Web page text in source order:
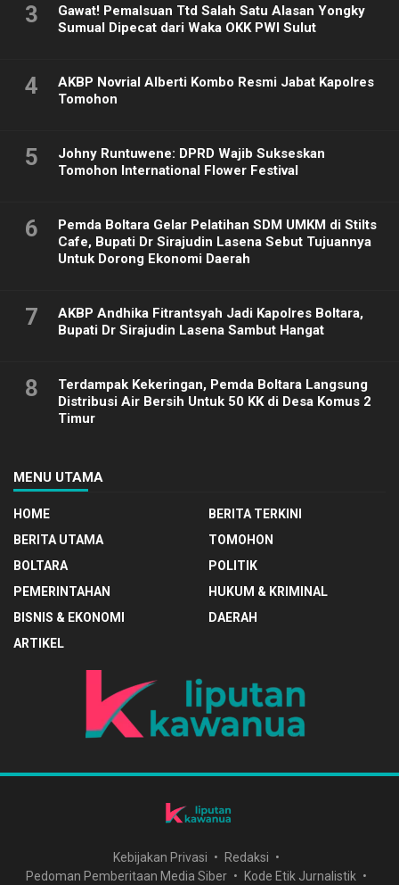
3
Gawat! Pemalsuan Ttd Salah Satu Alasan Yongky
Sumual Dipecat dari Waka OKK PWI Sulut
4
AKBP Novrial Alberti Kombo Resmi Jabat Kapolres
Tomohon
5
Johny Runtuwene: DPRD Wajib Sukseskan
Tomohon International Flower Festival
6
Pemda Boltara Gelar Pelatihan SDM UMKM di Stilts
Cafe, Bupati Dr Sirajudin Lasena Sebut Tujuannya
Untuk Dorong Ekonomi Daerah
7
AKBP Andhika Fitrantsyah Jadi Kapolres Boltara,
Bupati Dr Sirajudin Lasena Sambut Hangat
8
Terdampak Kekeringan, Pemda Boltara Langsung
Distribusi Air Bersih Untuk 50 KK di Desa Komus 2
Timur
MENU UTAMA
HOME
BERITA TERKINI
BERITA UTAMA
TOMOHON
BOLTARA
POLITIK
PEMERINTAHAN
HUKUM & KRIMINAL
BISNIS & EKONOMI
DAERAH
ARTIKEL
Kebijakan Privasi
Redaksi
Pedoman Pemberitaan Media Siber
Kode Etik Jurnalistik